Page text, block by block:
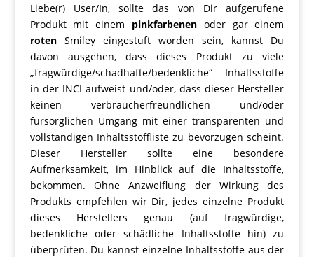
Liebe(r) User/In, sollte das von Dir aufgerufene
Produkt mit einem pinkfarbenen oder gar einem
rotenSmiley eingestuft worden sein, kannst Du
davon ausgehen, dass dieses Produkt zu viele
„fragwürdige/schadhafte/bedenkliche“ Inhaltsstoffe
in der INCI aufweist und/oder, dass dieser Hersteller
keinen verbraucherfreundlichen und/oder
fürsorglichen Umgang mit einer transparenten und
vollständigen Inhaltsstoffliste zu bevorzugen scheint.
Dieser Hersteller sollte eine besondere
Aufmerksamkeit, im Hinblick auf die Inhaltsstoffe,
bekommen. Ohne Anzweiflung der Wirkung des
Produkts empfehlen wir Dir, jedes einzelne Produkt
dieses Herstellers genau (auf fragwürdige,
bedenkliche oder schädliche Inhaltsstoffe hin) zu
überprüfen. Du kannst einzelne Inhaltsstoffe aus der